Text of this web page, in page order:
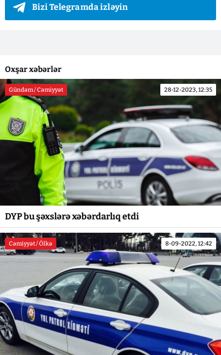
Bizi Telegramda izləyin
Oxşar xəbərlər
Gündəm / Cəmiyyət 28-12-2023, 12:35
DYP bu şəxslərə xəbərdarlıq etdi
Cəmiyyət / Ölkə 8-09-2022, 12:42